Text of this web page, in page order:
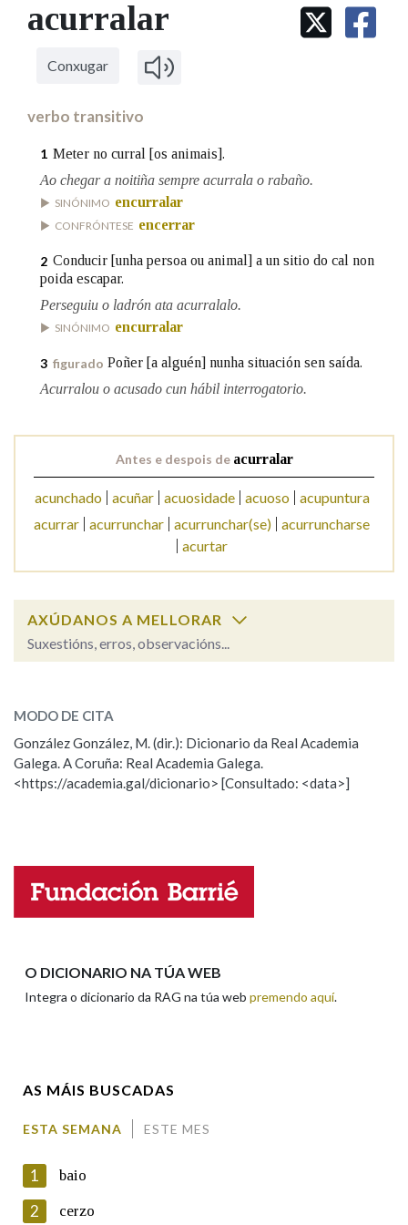
IDENTIDADE CORPORATIVA
MARCIAL DEL ADALID
FIGURAS HOMENAXEADAS
Facebook
TwitterYoutubeInstagram
Bluesky
BUSCAR NOS LEMAS
Comeza por
Contén
BUSCAR NO CONTIDO
Nas definicións
Nos exemplos
OUTRAS OPCIÓNS DE BUSCA
Pertence a
acurralar
Conxugar
verbo transitivo
1 Meter no curral [os animais].
Ao chegar a noitiña sempre acurrala o rabaño.
SINÓNIMO encurralar
CONFRÓNTESE encerrar
2 Conducir [unha persoa ou animal] a un sitio do cal non
poida escapar.
Perseguiu o ladrón ata acurralalo.
SINÓNIMO encurralar
3 figurado Poñer [a alguén] nunha situación sen saída.
Acurralou o acusado cun hábil interrogatorio.
Antes e despois de acurralar
acunchado acuñar acuosidade acuoso
acupuntura
acurrar acurrunchar acurrunchar(se) acurruncharse
acurtar
AXÚDANOS A MELLORAR
Suxestións, erros, observacións...
ESCOLLE UNHA OPCIÓN:
Observación Hai un erro na palabra
Propoño mellorar a definición
Nome
MODO DE CITA
González González, M. (dir.): Dicionario da Real Academia
Galega. A Coruña: Real Academia Galega.
<https://academia.gal/dicionario> [Consultado: <data>]
O DICIONARIO NA TÚA WEB
Integra o dicionario da RAG na túa web premendo aquí.
AS MÁIS BUSCADAS
ESTA SEMANA ESTE MES
1 baio
2 cerzo